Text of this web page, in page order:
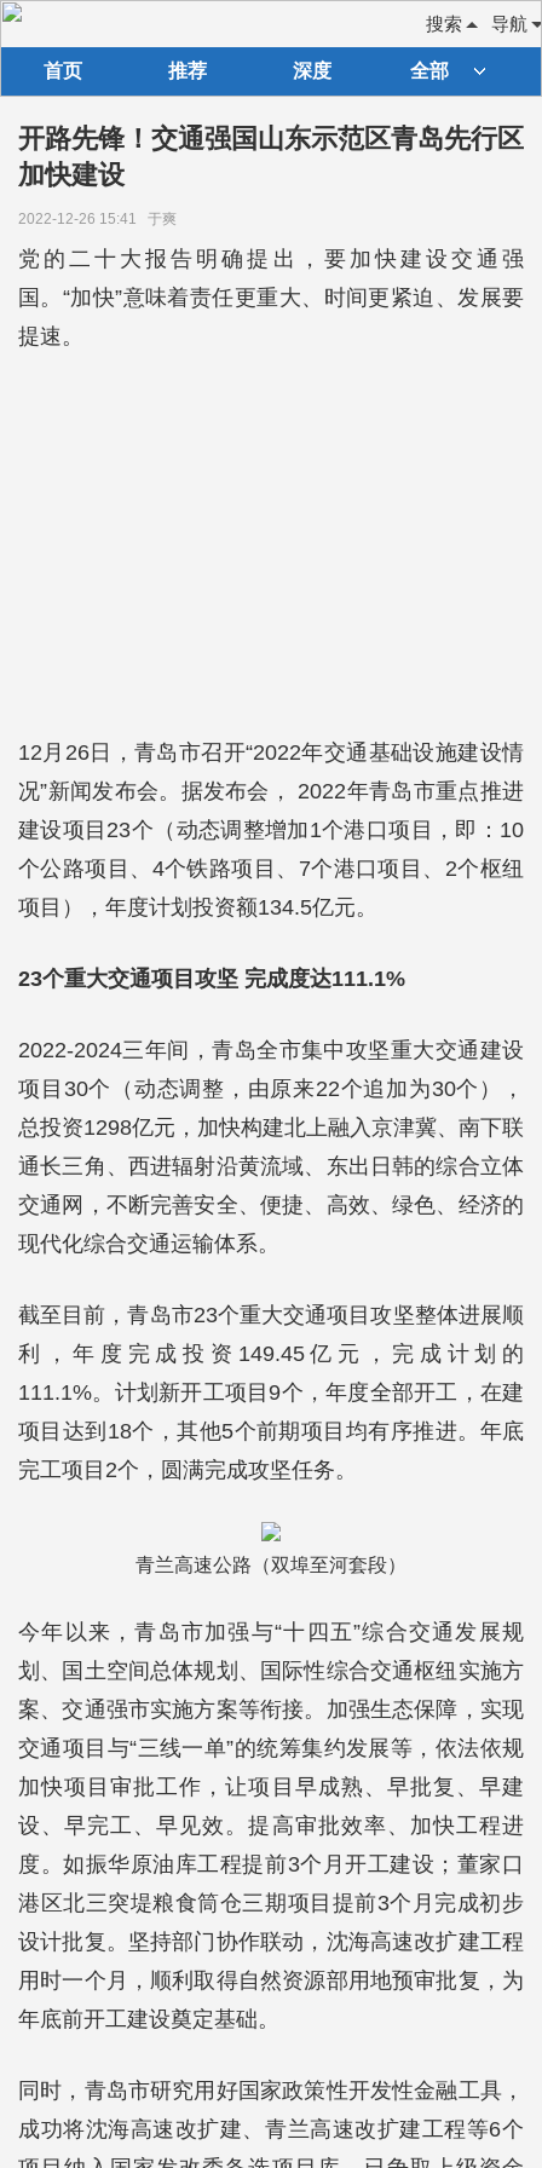
导航
搜索
首页 推荐 深度 全部
开路先锋！交通强国山东示范区青岛先行区
加快建设
2022-12-26 15:41 于爽
党的二十大报告明确提出，要加快建设交通强
国。“加快”意味着责任更重大、时间更紧迫、发展要
提速。
12月26日，青岛市召开“2022年交通基础设施建设情
况”新闻发布会。据发布会， 2022年青岛市重点推进
建设项目23个（动态调整增加1个港口项目，即：10
个公路项目、4个铁路项目、7个港口项目、2个枢纽
项目），年度计划投资额134.5亿元。
23个重大交通项目攻坚 完成度达111.1%
2022-2024三年间，青岛全市集中攻坚重大交通建设
项目30个（动态调整，由原来22个追加为30个），
总投资1298亿元，加快构建北上融入京津冀、南下联
通长三角、西进辐射沿黄流域、东出日韩的综合立体
交通网，不断完善安全、便捷、高效、绿色、经济的
现代化综合交通运输体系。
截至目前，青岛市23个重大交通项目攻坚整体进展顺
利，年度完成投资149.45亿元，完成计划的
111.1%。计划新开工项目9个，年度全部开工，在建
项目达到18个，其他5个前期项目均有序推进。年底
完工项目2个，圆满完成攻坚任务。
青兰高速公路（双埠至河套段）
今年以来，青岛市加强与“十四五”综合交通发展规
划、国土空间总体规划、国际性综合交通枢纽实施方
案、交通强市实施方案等衔接。加强生态保障，实现
交通项目与“三线一单”的统筹集约发展等，依法依规
加快项目审批工作，让项目早成熟、早批复、早建
设、早完工、早见效。提高审批效率、加快工程进
度。如振华原油库工程提前3个月开工建设；董家口
港区北三突堤粮食筒仓三期项目提前3个月完成初步
设计批复。坚持部门协作联动，沈海高速改扩建工程
用时一个月，顺利取得自然资源部用地预审批复，为
年底前开工建设奠定基础。
同时，青岛市研究用好国家政策性开发性金融工具，
成功将沈海高速改扩建、青兰高速改扩建工程等6个